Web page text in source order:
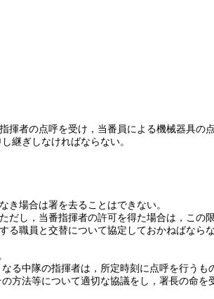
者の点呼を受け，当番員による機械器具の点
継ぎしなければならない。
き場合は署を去ることはできない。
ただし，当番指揮者の許可を得た場合は，この限
職員と交替について協定しておかねばならな
る中隊の指揮者は，所定時刻に点呼を行うも
方法等について適切な協議をし，署長の命を